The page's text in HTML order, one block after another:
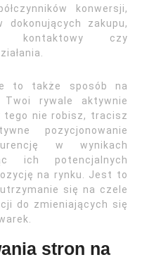
konwersji,
zakupu,
kontaktowy czy
to także sposób na
Twoi rywale aktywnie
tego nie robisz, tracisz
pozycjonowanie
w wynikach
ich potencjalnych
na rynku. Jest to
się na czele
do zmieniających się
stron na